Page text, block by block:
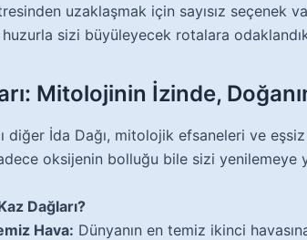
uzaklaşmak için sayısız seçenek
sizi büyüleyecek rotalara
Mitolojinin İzinde,
diğer İda Dağı, mitolojik efsaneleri ve
oksijenin bolluğu bile sizi yenilemeye
Dağları?
Hava: Dünyanın en temiz ikinci